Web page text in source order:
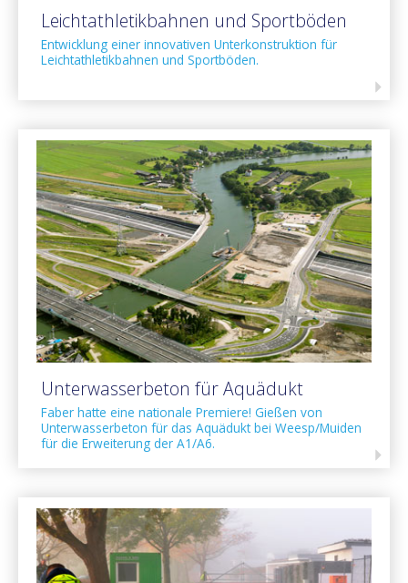
Leichtathletikbahnen und Sportböden
Entwicklung einer innovativen Unterkonstruktion für
Leichtathletikbahnen und Sportböden.
Unterwasserbeton für Aquädukt
Faber hatte eine nationale Premiere! Gießen von
Unterwasserbeton für das Aquädukt bei Weesp/Muiden
für die Erweiterung der A1/A6.